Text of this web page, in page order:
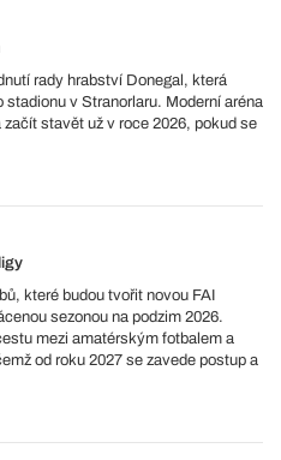
rady hrabství Donegal, která
v Stranorlaru. Moderní aréna
stavět už v roce 2026, pokud se
které budou tvořit novou FAI
sezonou na podzim 2026.
mezi amatérským fotbalem a
od roku 2027 se zavede postup a